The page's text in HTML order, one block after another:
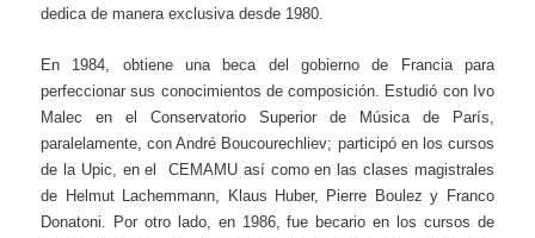
dedica de manera exclusiva desde 1980.
En 1984, obtiene una beca del gobierno de Francia para
perfeccionar sus conocimientos de composición. Estudió con Ivo
Malec en el Conservatorio Superior de Música de París,
paralelamente, con André Boucourechliev; participó en los cursos
de la Upic, en el CEMAMU así como en las clases magistrales
de Helmut Lachemmann, Klaus Huber, Pierre Boulez y Franco
Donatoni. Por otro lado, en 1986, fue becario en los cursos de